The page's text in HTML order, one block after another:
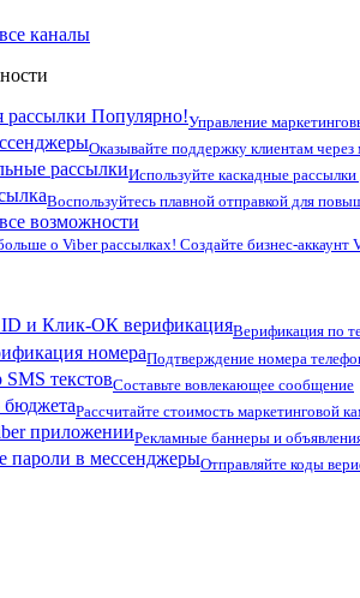
каналы
рассылки Популярно!Управление
Оказывайте поддержку клиентам
рассылкиИспользуйте каскадные
Воспользуйтесь плавной отправкой для
возможности
о Viber рассылках! Создайте бизнес-
и Клик-ОК верификацияВерификация по
номераПодтверждение номера
текстовСоставьте вовлекающее сообщение
бюджетаРассчитайте стоимость маркетинговой
приложенииРекламные баннеры и
пароли в мессенджерыОтправляйте коды